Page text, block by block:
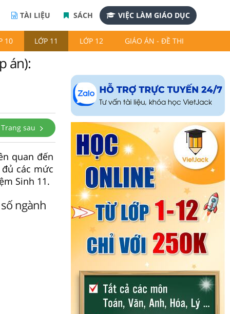
TÀI LIỆU SÁCH VIỆC LÀM GIÁO DỤC
10 LỚP 11 LỚP 12 GIÁO ÁN - ĐỀ THI
án):
Trang sau
quan đến
các mức
Sinh 11.
ngành